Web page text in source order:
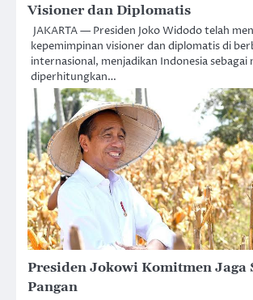
Visioner dan Diplomatis
JAKARTA — Presiden Joko Widodo telah
kepemimpinan visioner dan diplomatis di
internasional, menjadikan Indonesia sebagai
diperhitungkan…
Presiden Jokowi Komitmen Jaga
Pangan